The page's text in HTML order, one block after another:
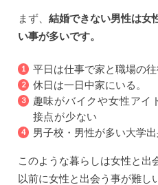
まず、結婚できない男性は女
い事が多いです。
平日は仕事で家と職場の往
休日は一日中家にいる。
趣味がバイクや女性アイ
接点が少ない
男子校・男性が多い大学
このような暮らしは女性と出
以前に女性と出会う事が難し